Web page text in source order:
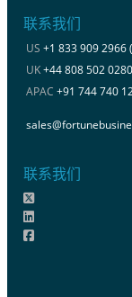
联系我们
US +1 833 909 2966
UK+44 808 502
APAC +91 744 740
联系我们